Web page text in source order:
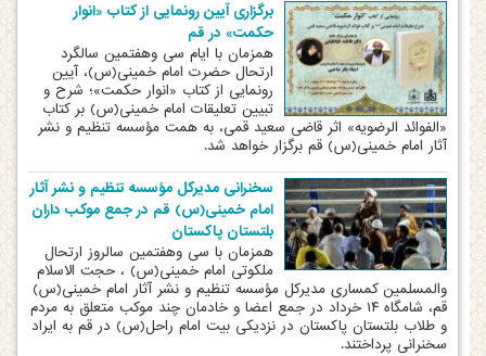
برگزاری آیین رونمایی از کتاب «انوار
حکمت» در قم
همزمان با ایام سی وهفتمین سالگرد
ارتحال حضرت امام خمینی(س)، آیین
رونمایی از کتاب «انوار حکمت»؛ شرح و
تبیین تعلیقات امام خمینی(س) بر کتاب
«الفوائد الرضویه» اثر قاضی سعید قمی، به همت مؤسسه تنظیم و نشر
آثار امام خمینی(س) قم برگزار خواهد شد.
سخنرانی مدیرکل مؤسسه تنظیم و نشر آثار
امام خمینی(س) قم در جمع موکب داران
بلتستان پاکستان
همزمان با سی وهفتمین سالروز ارتحال
ملکوتی امام خمینی(س) ، حجت الاسلام
والمسلمین کمساری مدیرکل مؤسسه تنظیم و نشر آثار امام خمینی(س)
قم، شامگاه ۱۴ خرداد در جمع اعضا و خادمان چند موکب متعلق به مردم
و طلاب بلتستان پاکستان در نزدیکی بیت امام راحل(س) در قم به ایراد
سخنرانی پرداختند.